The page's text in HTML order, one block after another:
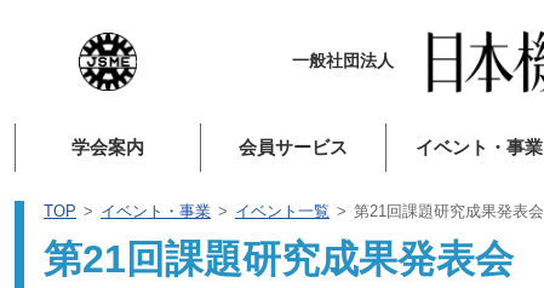
一般社団法人
学会案内 会員サービス イベント・事業
TOP イベント・事業 イベント一覧 第21回課題研究成果発表会
第21回課題研究成果発表会